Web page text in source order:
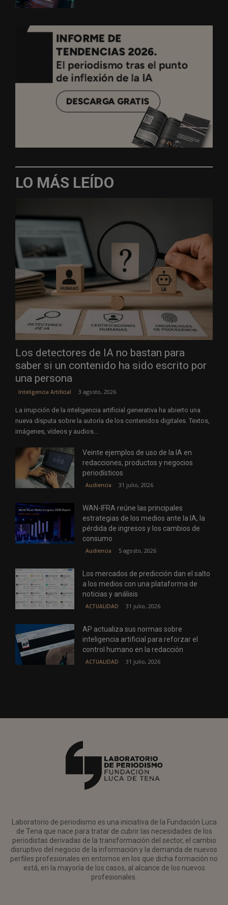
LO MÁS LEÍDO
Los detectores de IA no bastan para
saber si un contenido ha sido escrito por
una persona
Inteligencia Artificial 3 agosto, 2026
La irrupción de la inteligencia artificial generativa ha abierto una
nueva disputa sobre la autoría de los contenidos digitales. Textos,
imágenes, vídeos y audios...
Veinte ejemplos de uso de la IA en
redacciones, productos y negocios
periodísticos
Audiencia 31 julio, 2026
WAN-IFRA reúne las principales
estrategias de los medios ante la IA, la
pérdida de ingresos y los cambios de
consumo
Audiencia 5 agosto, 2026
Los mercados de predicción dan el salto
a los medios con una plataforma de
noticias y análisis
ACTUALIDAD 31 julio, 2026
AP actualiza sus normas sobre
inteligencia artificial para reforzar el
control humano en la redacción
ACTUALIDAD 31 julio, 2026
Laboratorio de periodismo es una iniciativa de la Fundación Luca
de Tena que nace para tratar de cubrir las necesidades de los
periodistas derivadas de la transformación del sector, el cambio
disruptivo del negocio de la información y la demanda de nuevos
perfiles profesionales en entornos en los que dicha formación no
está, en la mayoría de los casos, al alcance de los nuevos
profesionales.